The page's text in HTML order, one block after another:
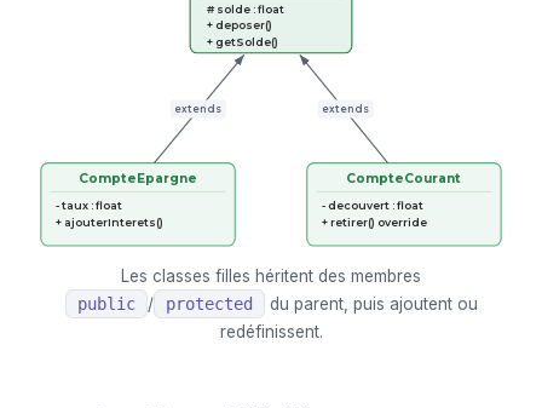
# solde : float
+ deposer()
+ getSolde()
CompteEpargne
- taux : float
+ ajouterInterets()
CompteCourant
- decouvert : float
+ retirer() override
extends extends
Les classes filles héritent des membres
public
/ protected
du parent, puis ajoutent ou
redéfinissent.